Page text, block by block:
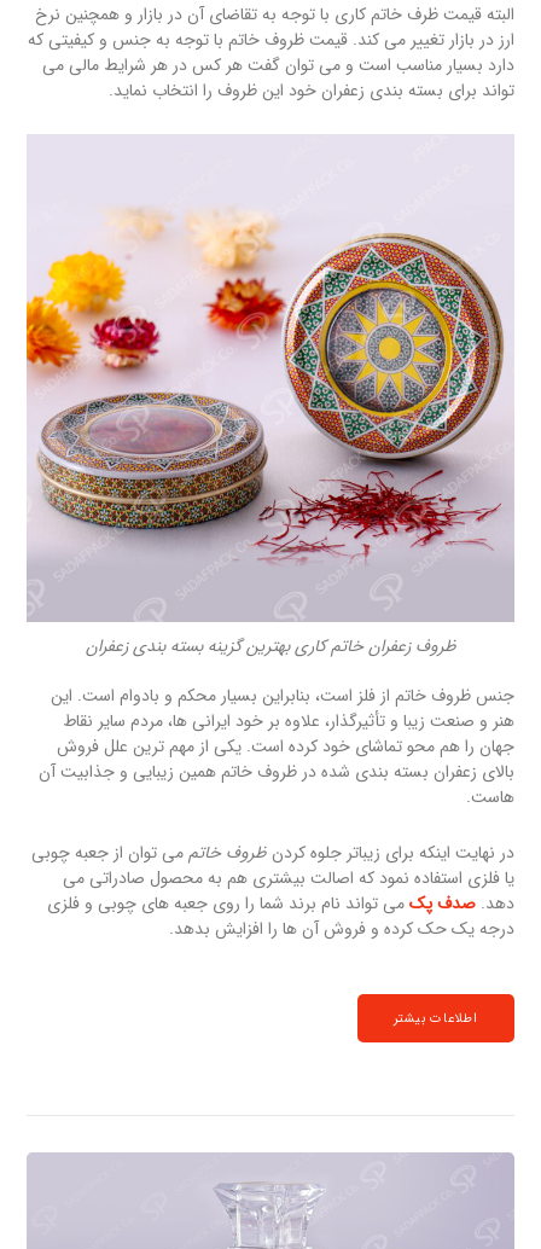
البته قیمت ظرف خاتم کاری با توجه به تقاضای آن در بازار و همچنین نرخ
ارز در بازار تغییر می کند. قیمت ظروف خاتم با توجه به جنس و کیفیتی که
دارد بسیار مناسب است و می توان گفت هر کس در هر شرایط مالی می
تواند برای بسته بندی زعفران خود این ظروف را انتخاب نماید.
ظروف زعفران خاتم کاری بهترین گزینه بسته بندی زعفران
جنس ظروف خاتم از فلز است، بنابراین بسیار محکم و بادوام است. این
هنر و صنعت زیبا و تأثیرگذار، علاوه بر خود ایرانی ها، مردم سایر نقاط
جهان را هم محو تماشای خود کرده است. یکی از مهم ترین علل فروش
بالای زعفران بسته بندی شده در ظروف خاتم همین زیبایی و جذابیت آن
هاست.
در نهایت اینکه برای زیباتر جلوه کردنظروف خاتممی توان از جعبه چوبی
یا فلزی استفاده نمود که اصالت بیشتری هم به محصول صادراتی می
دهد.صدف پکمی تواند نام برند شما را روی جعبه های چوبی و فلزی
درجه یک حک کرده و فروش آن ها را افزایش بدهد.
اطلاعات بیشتر